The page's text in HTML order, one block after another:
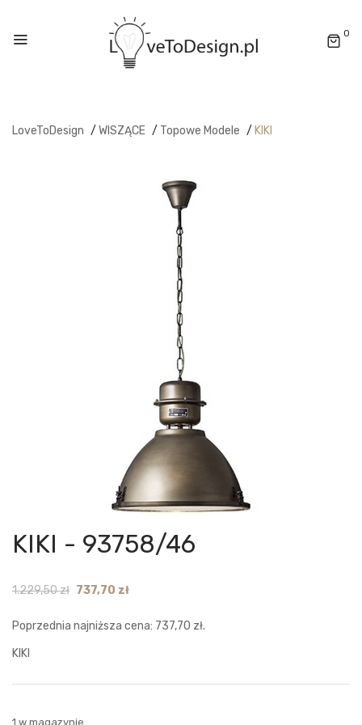
0
LoveToDesign / WISZĄCE / Topowe Modele / KIKI
KIKI - 93758/46
1.229,50zł Original
was:
737,70 złCurrent
is:
Poprzednia najniższa cena: 737,70 zł.
KIKI
1 w magazynie